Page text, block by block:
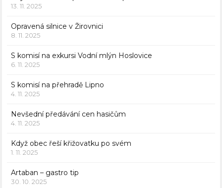
13. 11. 2025
Opravená silnice v Žirovnici
8. 11. 2025
S komisí na exkursi Vodní mlýn Hoslovice
6. 11. 2025
S komisí na přehradě Lipno
4. 11. 2025
Nevšední předávání cen hasičům
4. 11. 2025
Když obec řeší křižovatku po svém
1. 11. 2025
Artaban – gastro tip
30. 10. 2025